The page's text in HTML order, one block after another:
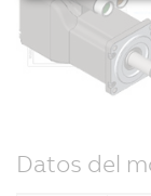
Datos del